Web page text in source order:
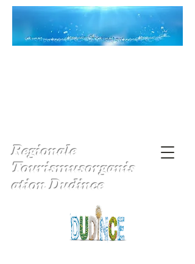
Regionale
Tourismusorganis
ation Dudince